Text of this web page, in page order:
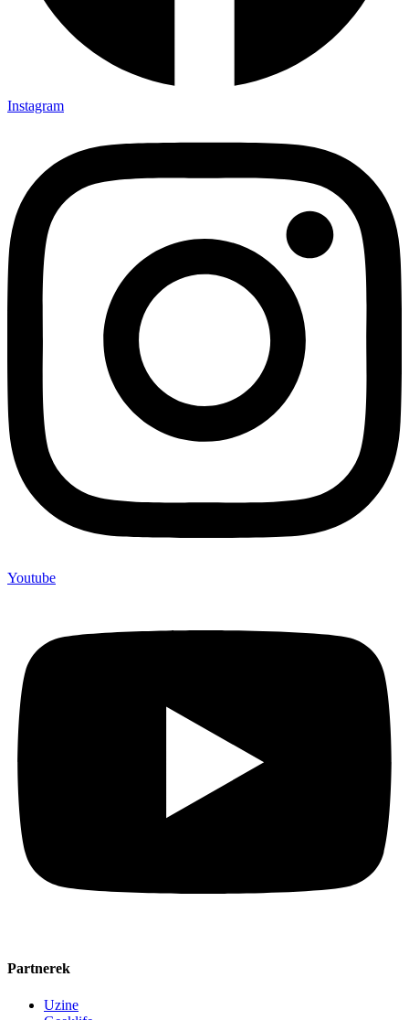
Instagram
Youtube
Partnerek
Uzine